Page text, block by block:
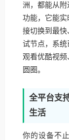
洲，都能从
功能，它能
接切换到最快
试节点，系
观看优酷视
圆圈。
全平台支
生活
你的设备不